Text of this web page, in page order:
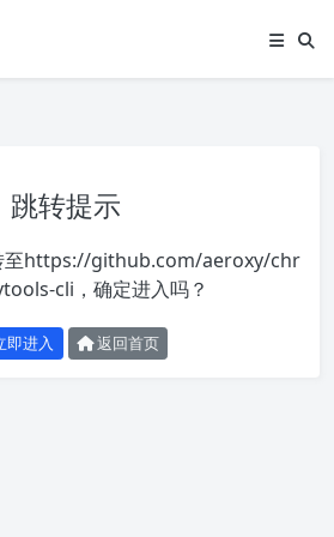
跳转提示
https://github.com/aeroxy/chr
cli ，确定进入吗？
即进入 返回首页